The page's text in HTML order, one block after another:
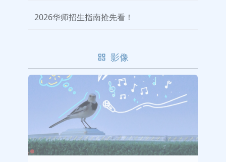
2026华师招生指南抢先看！
影像